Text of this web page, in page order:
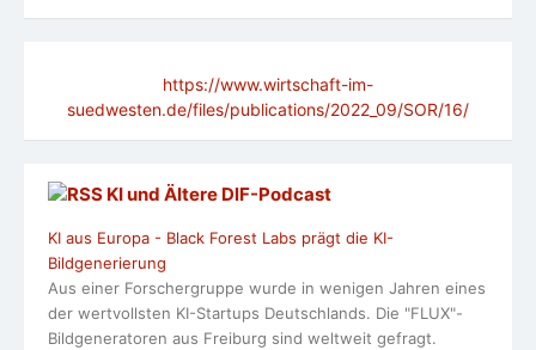
https://www.wirtschaft-im-
suedwesten.de/files/publications/2022_09/SOR/16/
KI und Ältere DlF-Podcast
KI aus Europa - Black Forest Labs prägt die KI-
Bildgenerierung
Aus einer Forschergruppe wurde in wenigen Jahren eines
der wertvollsten KI-Startups Deutschlands. Die "FLUX"-
Bildgeneratoren aus Freiburg sind weltweit gefragt.